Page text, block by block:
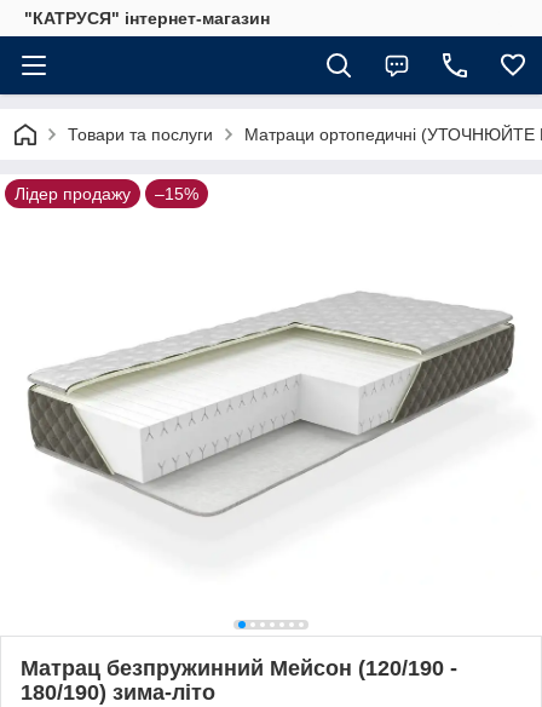
"КАТРУСЯ" інтернет-магазин
Товари та послуги Матраци ортопедичні
Лідер продажу –15%
Матрац безпружинний Мейсон (120/190 -
180/190) зима-літо